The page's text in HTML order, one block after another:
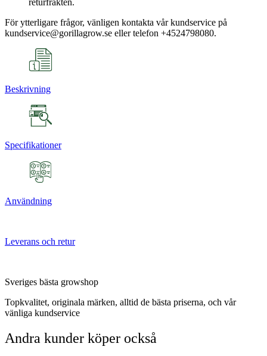
För ytterligare frågor, vänligen kontakta vår kundservice på
kundservice@gorillagrow.se eller telefon +4524798080.
Beskrivning
Specifikationer
Användning
Leverans och retur
Sveriges bästa growshop
Topkvalitet, originala märken, alltid de bästa priserna, och vår
vänliga kundservice
Andra kunder köper också